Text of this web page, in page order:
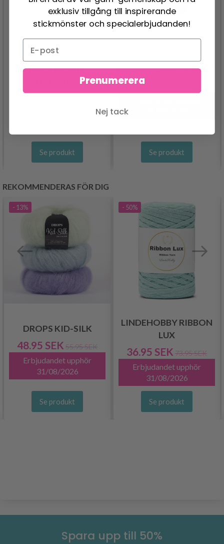
LINDEHOBBY
TWISTED PAPER YARN
Se produkt
CHENILLE GOLD LUREX
41.95 SEK
Se produkt
REKOMMENDERAS FÖR DIG
- 13%
DROPS KID-SILK
48.95 SEK 55.95 SEK
Erbjudandet upphör
31/08/2026
Se produkt
- 50%
LINDEHOBBY RIBBON
LUX
36.95 SEK 73.95 SEK
Erbjudandet upphör
31/08/2026
Se produkt
Spara upp till 50%
exklusiv tillgång till inspirerande
stickmönster och specialerbjudanden!
Prenumerera
Nej tack